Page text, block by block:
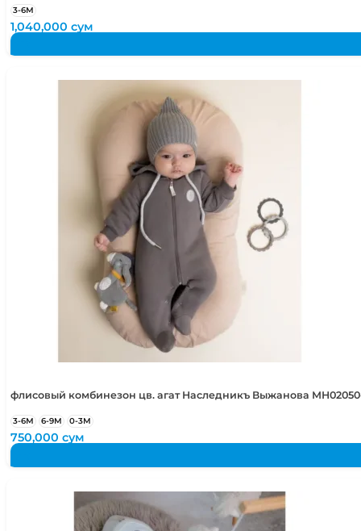
3-6М
1,040,000сум
флисовый комбинезон цв. агат Наследникъ Выжанова
3-6М 6-9М 0-3М
750,000сум